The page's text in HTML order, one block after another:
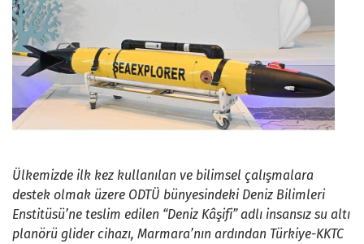
Ülkemizde ilk kez kullanılan ve bilimsel çalışmalara
destek olmak üzere ODTÜ bünyesindeki Deniz Bilimleri
Enstitüsü’ne teslim edilen “Deniz Kâşifi” adlı insansız su altı
planörü glider cihazı, Marmara’nın ardından Türkiye-KKTC